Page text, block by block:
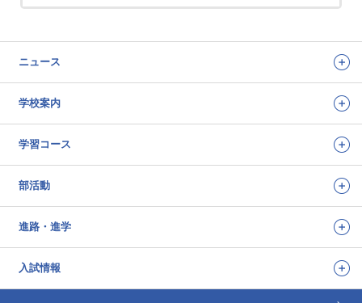
ニュース
学校案内
学習コース
部活動
進路・進学
入試情報